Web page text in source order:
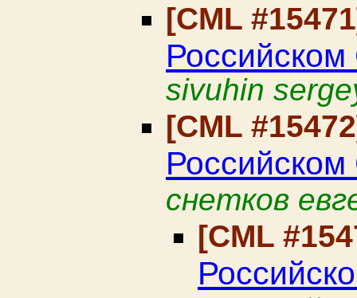
[CML
sivuhin
[CML
снетков
[CML